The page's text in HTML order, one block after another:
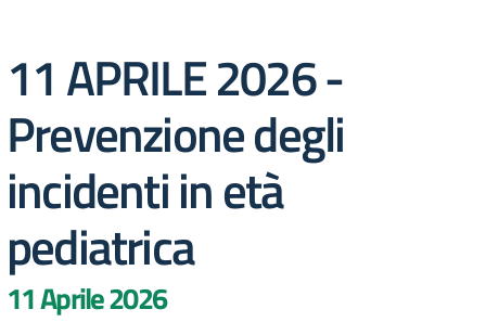
11 APRILE 2026 -
Prevenzione degli
incidenti in età
pediatrica
11 Aprile 2026